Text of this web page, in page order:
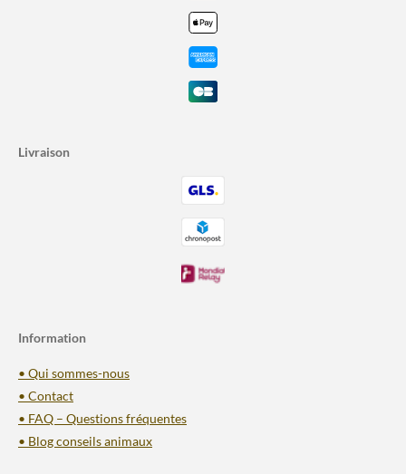
Livraison
Information
• Qui sommes-nous
• Contact
• FAQ – Questions fréquentes
• Blog conseils animaux